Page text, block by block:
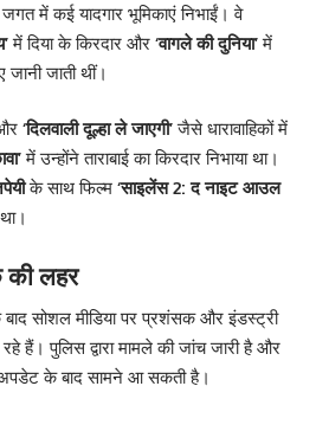
में कई यादगार भूमिकाएं निभाईं। वे
में दिया के किरदार और ‘वागले की दुनिया’में
जाती थीं।
‘दिलवाली दूल्हा ले जाएगी’जैसे धारावाहिकों में
में उन्होंने ताराबाई का किरदार निभाया था।
के साथ फिल्म ‘साइलेंस 2: द नाइट आउल
लहर
सोशल मीडिया पर प्रशंसक और इंडस्ट्री
हैं। पुलिस द्वारा मामले की जांच जारी है और
के बाद सामने आ सकती है।